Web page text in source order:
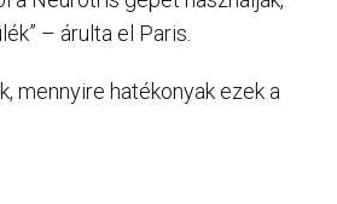
– árulta el Paris.
mennyire hatékonyak ezek a